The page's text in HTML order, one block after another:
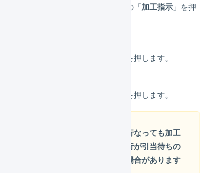
サブナビゲーションの「加工指示 」を押
「加工指示コード」を押します。
」を押します。
引当処理を行なっても加工
指示の明細行が引当待ちの
ままとなる場合があります